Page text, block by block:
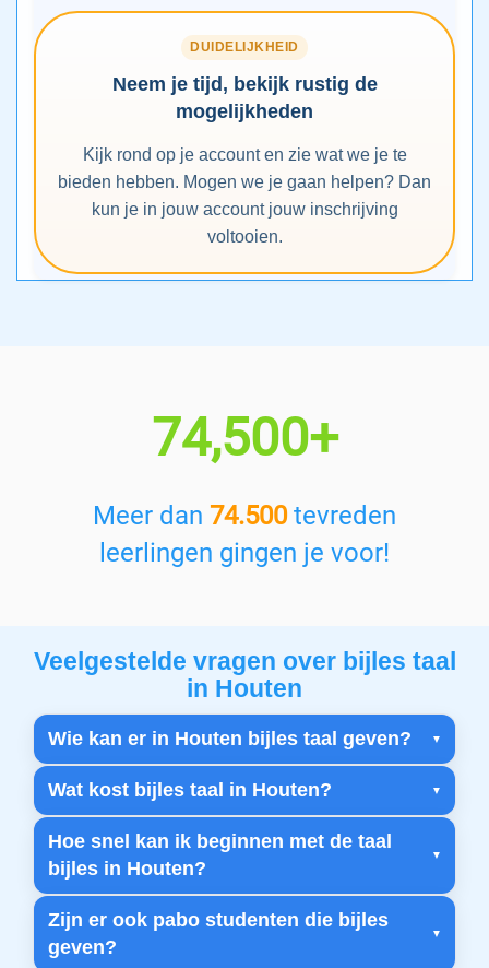
DUIDELIJKHEID
Neem je tijd, bekijk rustig de
mogelijkheden
Kijk rond op je account en zie wat we je te
bieden hebben. Mogen we je gaan helpen? Dan
kun je in jouw account jouw inschrijving
voltooien.
74,500+
Meer dan 74.500tevreden
leerlingen gingen je voor!
Veelgestelde vragen over bijles taal
in Houten
Wie kan er in Houten bijles taal geven?
Wat kost bijles taal in Houten?
Hoe snel kan ik beginnen met de taal
bijles in Houten?
Zijn er ook pabo studenten die bijles
geven?